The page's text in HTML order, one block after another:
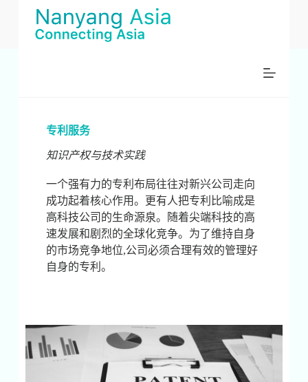
专利服务
知识产权与技术实践
一个强有力的专利布局往往对新兴公司走向
成功起着核心作用。更有人把专利比喻成是
高科技公司的生命源泉。随着尖端科技的高
速发展和剧烈的全球化竞争。为了维持自身
的市场竞争地位,公司必须合理有效的管理好
自身的专利。